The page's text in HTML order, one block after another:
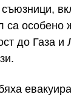
са особено
до Газа и